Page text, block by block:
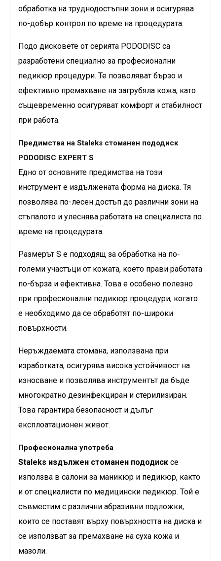
обработка на труднодостъпни зони и осигурява
по-добър контрол по време на процедурата.
Подо дисковете от серията PODODISC са
разработени специално за професионални
педикюр процедури. Те позволяват бързо и
ефективно премахване на загрубяла кожа, като
същевременно осигуряват комфорт и стабилност
при работа.
Предимства на Staleks стоманен пододиск
PODODISC EXPERT S
Едно от основните предимства на този
инструмент е издължената форма на диска. Тя
позволява по-лесен достъп до различни зони на
стъпалото и улеснява работата на специалиста по
време на процедурата.
Размерът S е подходящ за обработка на по-
големи участъци от кожата, което прави работата
по-бърза и ефективна. Това е особено полезно
при професионални педикюр процедури, когато
е необходимо да се обработят по-широки
повърхности.
Неръждаемата стомана, използвана при
изработката, осигурява висока устойчивост на
износване и позволява инструментът да бъде
многократно дезинфекциран и стерилизиран.
Това гарантира безопасност и дълъг
експлоатационен живот.
Професионална употреба
Staleks издължен стоманен пододиск се
използва в салони за маникюр и педикюр, както
и от специалисти по медицински педикюр. Той е
съвместим с различни абразивни подложки,
които се поставят върху повърхността на диска и
се използват за премахване на суха кожа и
мазоли.